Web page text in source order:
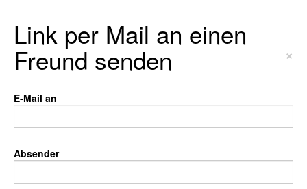
Link per Mail an einen
Freund senden ×
E-Mail an
Absender